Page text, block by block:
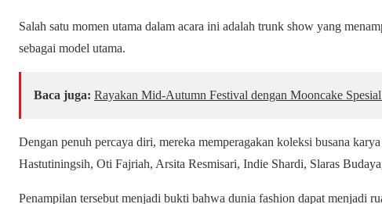
Salah satu momen utama dalam acara ini adalah trunk show yang
sebagai model utama.
Baca juga: Rayakan Mid-Autumn Festival dengan Mooncake
Dengan penuh percaya diri, mereka memperagakan koleksi busana
Hastutiningsih, Oti Fajriah, Arsita Resmisari, Indie Shardi, Slaras
Penampilan tersebut menjadi bukti bahwa dunia fashion dapat menjadi